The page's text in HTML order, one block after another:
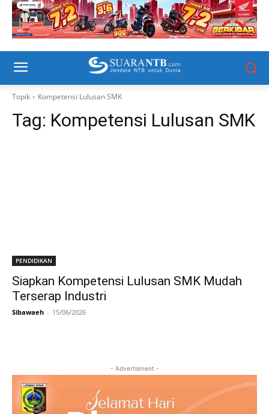
Topik Kompetensi Lulusan SMK
Tag: Kompetensi Lulusan SMK
PENDIDIKAN
Siapkan Kompetensi Lulusan SMK Mudah
Terserap Industri
Sibawaeh - 15/06/2026
- Advertisment -